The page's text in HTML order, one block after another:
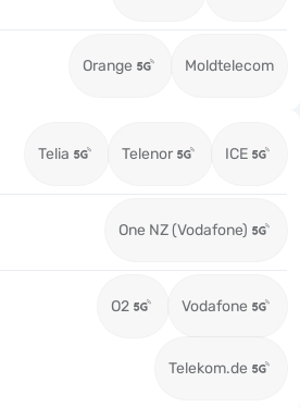
Orange Moldtelecom
Telia Telenor ICE
One NZ (Vodafone)
O2 Vodafone
Telekom.de